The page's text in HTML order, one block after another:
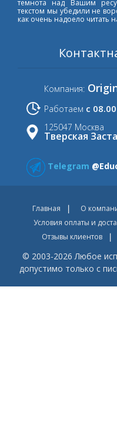
темнота над Вашим
текстом мы убедили не
как очень надоело читать
Компания:
Работаем с
125047 Москва
Тверская
Telegram
Главная О
Условия оплаты и
Отзывы клиентов
© 2003-2026 Любое
допустимо только с